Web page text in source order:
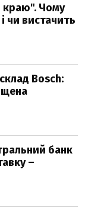
краю". Чому
чи вистачить
Bosch:
банк
–